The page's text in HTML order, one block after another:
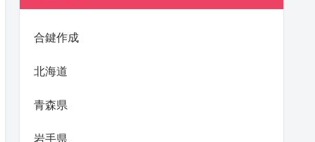
合鍵作成
北海道
青森県
岩手県